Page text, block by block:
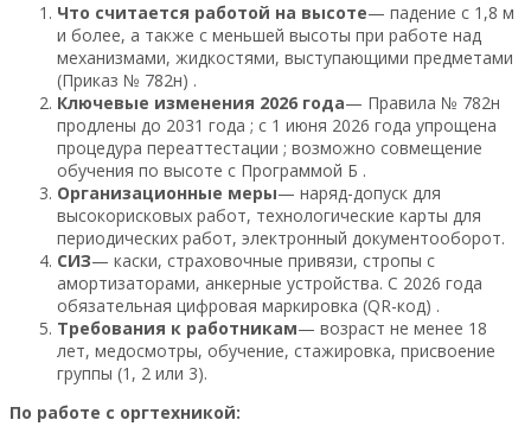
Что считается работой на высоте— падение с 1,8 м
и более, а также с меньшей высоты при работе над
механизмами, жидкостями, выступающими предметами
(Приказ № 782н) .
Ключевые изменения 2026 года— Правила № 782н
продлены до 2031 года ; с 1 июня 2026 года упрощена
процедура переаттестации ; возможно совмещение
обучения по высоте с Программой Б .
Организационные меры— наряд-допуск для
высокорисковых работ, технологические карты для
периодических работ, электронный документооборот.
СИЗ— каски, страховочные привязи, стропы с
амортизаторами, анкерные устройства. С 2026 года
обязательная цифровая маркировка (QR-код) .
Требования к работникам— возраст не менее 18
лет, медосмотры, обучение, стажировка, присвоение
группы (1, 2 или 3).
По работе с оргтехникой: